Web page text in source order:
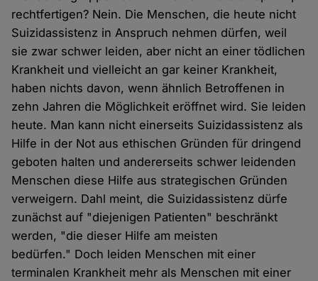
rechtfertigen? Nein. Die Menschen, die heute nicht
Suizidassistenz in Anspruch nehmen dürfen, weil
sie zwar schwer leiden, aber nicht an einer tödlichen
Krankheit und vielleicht an gar keiner Krankheit,
haben nichts davon, wenn ähnlich Betroffenen in
zehn Jahren die Möglichkeit eröffnet wird. Sie leiden
heute. Man kann nicht einerseits Suizidassistenz als
Hilfe in der Not aus ethischen Gründen für dringend
geboten halten und andererseits schwer leidenden
Menschen diese Hilfe aus strategischen Gründen
verweigern. Dahl meint, die Suizidassistenz dürfe
zunächst auf "diejenigen Patienten" beschränkt
werden, "die dieser Hilfe am meisten
bedürfen." Doch leiden Menschen mit einer
terminalen Krankheit mehr als Menschen mit einer